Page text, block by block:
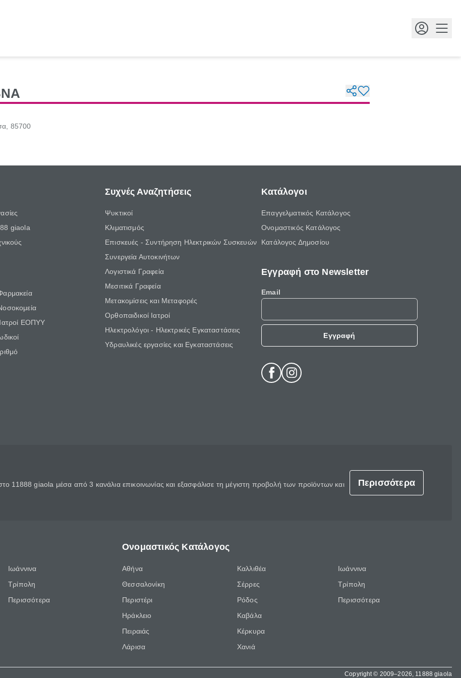
85700
giaola
ΕΟΠΥΥ
Συχνές Αναζητήσεις
Ψυκτικοί
Κλιματισμός
Επισκευές - Συντήρηση Ηλεκτρικών Συσκευών
Συνεργεία Αυτοκινήτων
Λογιστικά Γραφεία
Μεσιτικά Γραφεία
Μετακομίσεις και Μεταφορές
Ορθοπαιδικοί Ιατροί
Ηλεκτρολόγοι - Ηλεκτρικές Εγκαταστάσεις
Υδραυλικές εργασίες και Εγκαταστάσεις
Κατάλογοι
Επαγγελματικός Κατάλογος
Ονομαστικός Κατάλογος
Κατάλογος Δημοσίου
Εγγραφή στο Newsletter
Email
Εγγραφή
11888 giaola μέσα από 3 κανάλια επικοινωνίας και εξασφάλισε τη μέγιστη προβολή των προϊόντων και
Περισσότερα
Ιωάννινα
Τρίπολη
Περισσότερα
Ονομαστικός Κατάλογος
Αθήνα
Θεσσαλονίκη
Περιστέρι
Ηράκλειο
Πειραιάς
Λάρισα
Καλλιθέα
Σέρρες
Ρόδος
Καβάλα
Κέρκυρα
Χανιά
Ιωάννινα
Τρίπολη
Περισσότερα
Copyright © 2009–2026, 11888 giaola